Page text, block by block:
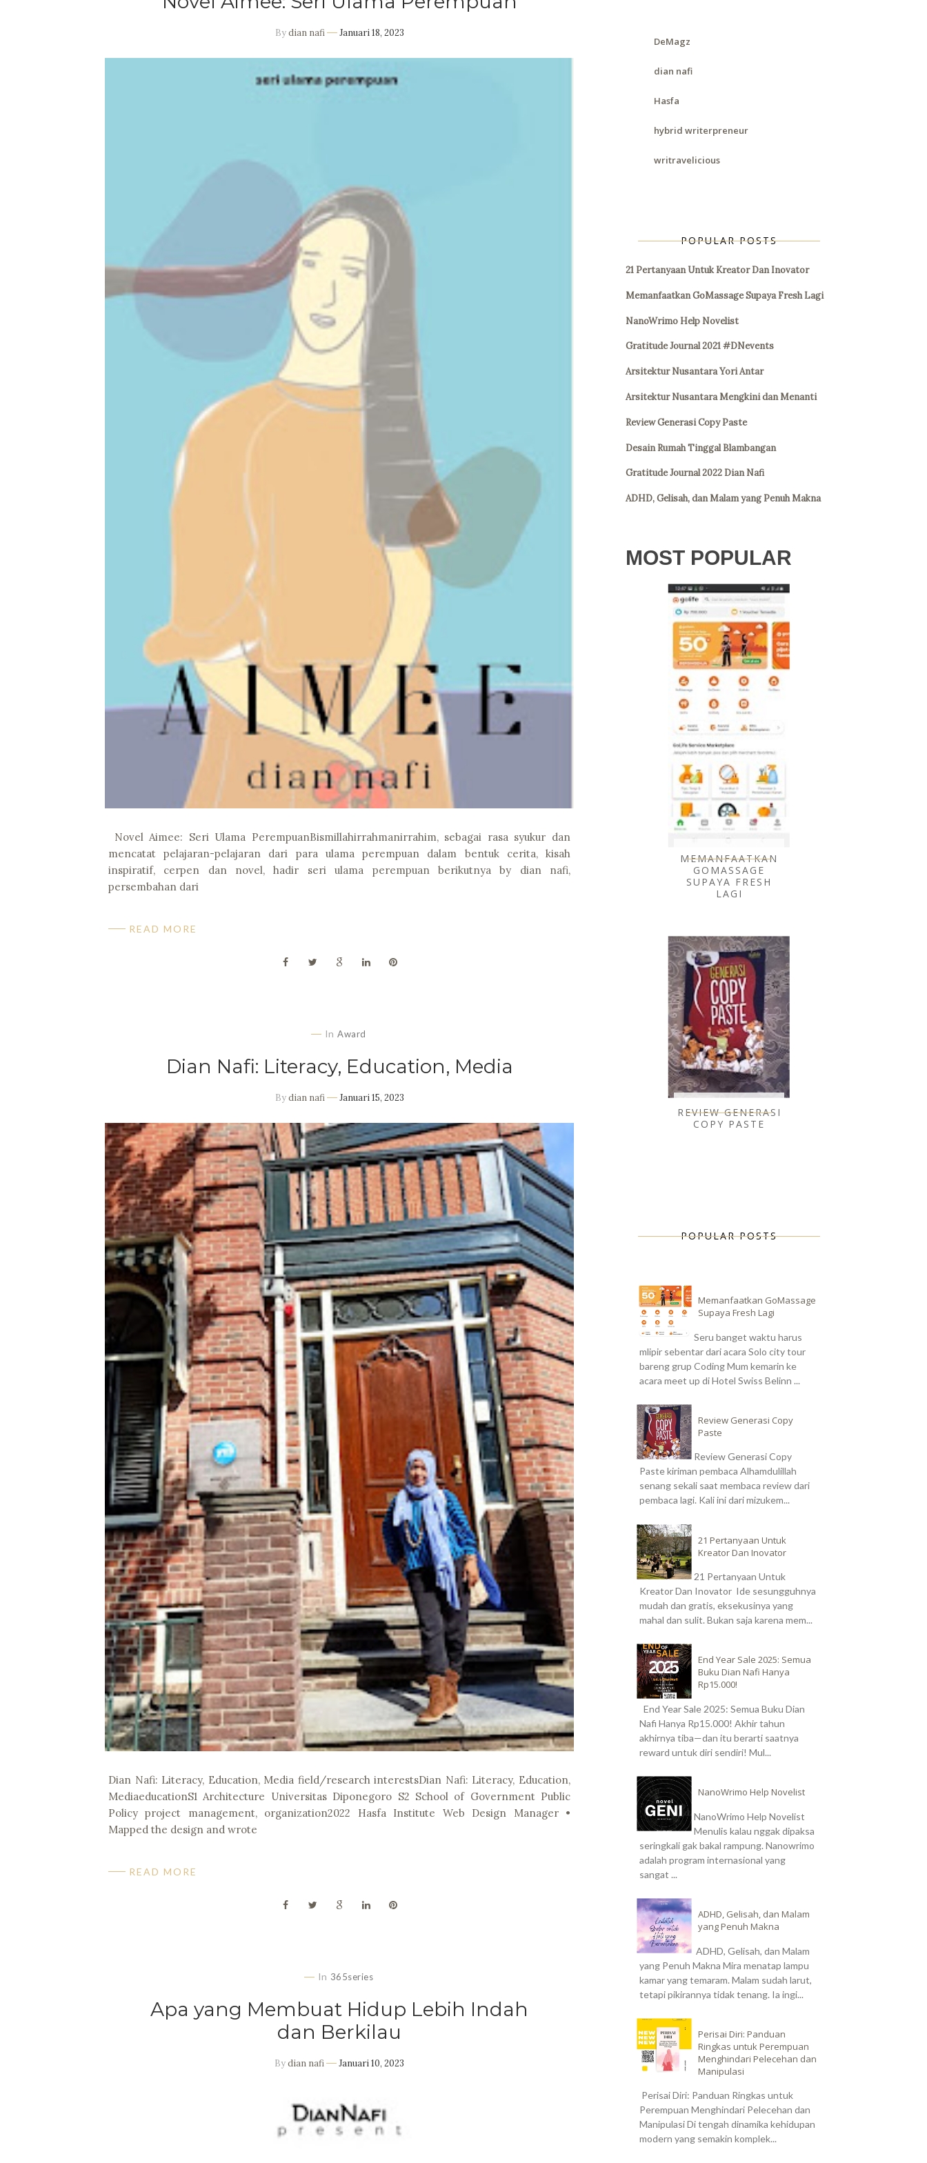
Bydian nafi Januari 18, 2023
Novel Aimee: Seri Ulama PerempuanBismillahirrahmanirrahim, sebagai rasa syukur dan
mencatat pelajaran-pelajaran dari para ulama perempuan dalam bentuk cerita, kisah
inspiratif, cerpen dan novel, hadir seri ulama perempuan berikutnya by dian nafi,
persembahan dari
READ MORE
In Award
Dian Nafi: Literacy, Education, Media
Bydian nafi Januari 15, 2023
Dian Nafi: Literacy, Education, Media field/research interestsDian Nafi: Literacy, Education,
MediaeducationS1 Architecture Universitas Diponegoro S2 School of Government Public
Policy project management, organization2022 Hasfa Institute Web Design Manager •
Mapped the design and wrote
READ MORE
In 365series
Apa yang Membuat Hidup Lebih Indah
dan Berkilau
Bydian nafi Januari 10, 2023
DeMagz
dian nafi
Hasfa
hybrid writerpreneur
writravelicious
POPULAR POSTS
21 Pertanyaan Untuk Kreator Dan Inovator
Memanfaatkan GoMassage Supaya Fresh Lagi
NanoWrimo Help Novelist
Gratitude Journal 2021 #DNevents
Arsitektur Nusantara Yori Antar
Arsitektur Nusantara Mengkini dan Menanti
Review Generasi Copy Paste
Desain Rumah Tinggal Blambangan
Gratitude Journal 2022 Dian Nafi
ADHD, Gelisah, dan Malam yang Penuh Makna
MOST POPULAR
MEMANFAATKAN
GOMASSAGE
SUPAYA FRESH
LAGI
REVIEW GENERASI
COPY PASTE
POPULAR POSTS
Memanfaatkan GoMassage
Supaya Fresh Lagi
Seru banget waktu harus
mlipir sebentar dari acara Solo city tour
bareng grup Coding Mum kemarin ke
acara meet up di Hotel Swiss Belinn ...
Review Generasi Copy
Paste
Review Generasi Copy
Paste kiriman pembaca Alhamdulillah
senang sekali saat membaca review dari
pembaca lagi. Kali ini dari mizukem...
21 Pertanyaan Untuk
Kreator Dan Inovator
21 Pertanyaan Untuk
Kreator Dan Inovator Ide sesungguhnya
mudah dan gratis, eksekusinya yang
mahal dan sulit. Bukan saja karena mem...
End Year Sale 2025: Semua
Buku Dian Nafi Hanya
Rp15.000!
End Year Sale 2025: Semua Buku Dian
Nafi Hanya Rp15.000! Akhir tahun
akhirnya tiba—dan itu berarti saatnya
reward untuk diri sendiri! Mul...
NanoWrimo Help Novelist
NanoWrimo Help Novelist
Menulis kalau nggak dipaksa
seringkali gak bakal rampung. Nanowrimo
adalah program internasional yang
sangat ...
ADHD, Gelisah, dan Malam
yang Penuh Makna
ADHD, Gelisah, dan Malam
yang Penuh Makna Mira menatap lampu
kamar yang temaram. Malam sudah larut,
tetapi pikirannya tidak tenang. Ia ingi...
Perisai Diri: Panduan
Ringkas untuk Perempuan
Menghindari Pelecehan dan
Manipulasi
Perisai Diri: Panduan Ringkas untuk
Perempuan Menghindari Pelecehan dan
Manipulasi Di tengah dinamika kehidupan
modern yang semakin komplek...